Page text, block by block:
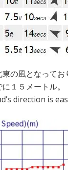
の風となってお
１５メートル。
direction is